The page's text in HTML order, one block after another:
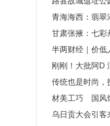
您玩转
青海海西：翡翠
甘肃张掖：七彩
半两财经｜价低
行提前引爆暑期
刚刚！大批阿D
传统也是时尚，
材美工巧 国风
乌日贡大会引客